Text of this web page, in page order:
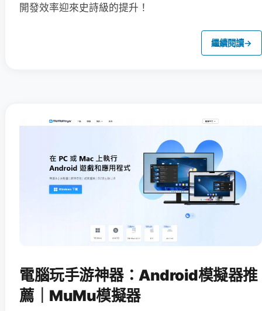
開發效率迎來史詩級的提升！
繼續閱讀→
電腦玩手游神器：Android模擬器推
薦｜MuMu模擬器